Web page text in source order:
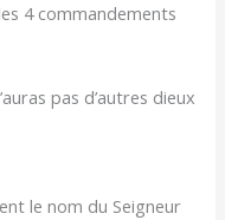
4 commandements
pas d’autres dieux
le nom du Seigneur